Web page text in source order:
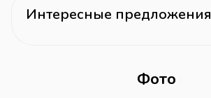
Интересные предложения
Фото